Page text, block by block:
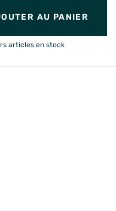
AU PANIER
articles en stock